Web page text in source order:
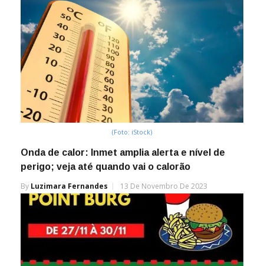
(Foto: iStock)
Onda de calor: Inmet amplia alerta e nível de
perigo; veja até quando vai o calorão
By Luzimara Fernandes 13 De Novembro De 2023